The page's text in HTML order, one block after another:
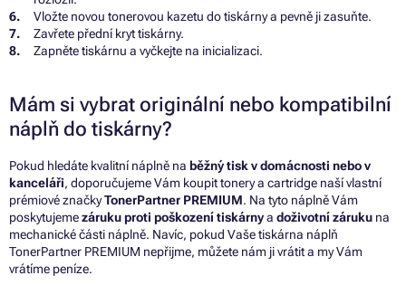
Vložte novou tonerovou kazetu do tiskárny a pevně ji zasuňte.
Zavřete přední kryt tiskárny.
Zapněte tiskárnu a vyčkejte na inicializaci.
Mám si vybrat originální nebo kompatibilní
náplň do tiskárny?
Pokud hledáte kvalitní náplně na běžný tisk v domácnosti nebo v
kanceláři, doporučujeme Vám koupit tonery a cartridge naší vlastní
prémiové značkyTonerPartner PREMIUM. Na tyto náplně Vám
poskytujemezáruku proti poškození tiskárnya doživotní záruku na
mechanické části náplně. Navíc, pokud Vaše tiskárna náplň
TonerPartner PREMIUM nepřijme, můžete nám ji vrátit a my Vám
vrátíme peníze.